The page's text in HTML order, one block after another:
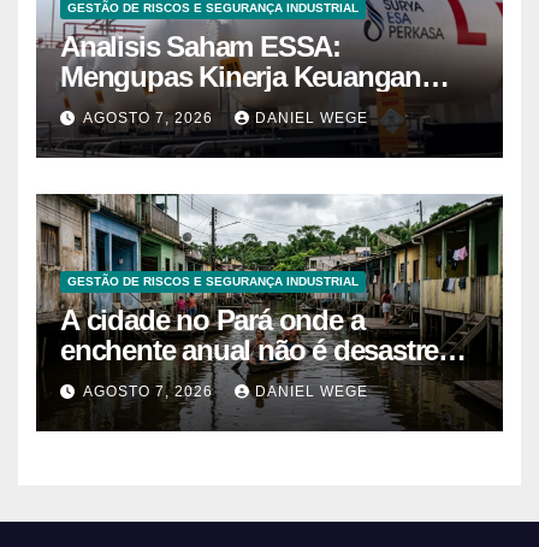
GESTÃO DE RISCOS E SEGURANÇA INDUSTRIAL
Analisis Saham ESSA:
Mengupas Kinerja Keuangan
ESSA Semester I 2026
AGOSTO 7, 2026 DANIEL WEGE
GESTÃO DE RISCOS E SEGURANÇA INDUSTRIAL
A cidade no Pará onde a
enchente anual não é desastre
mas calendário, as casas são
projetadas com o primeiro andar
descartável, o comércio sobe as
constrói nessa lógica há 40 anos
AGOSTO 7, 2026 DANIEL WEGE